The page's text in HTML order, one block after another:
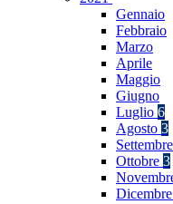
Gennaio
Febbraio
Marzo
Aprile
Maggio
Giugno
Luglio 6
Agosto 3
Settembre
Ottobre 3
Dicembre